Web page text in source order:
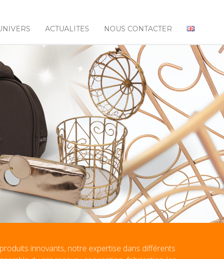
ACTUALITES NOUS CONTACTER
innovants, notre expertise dans différents